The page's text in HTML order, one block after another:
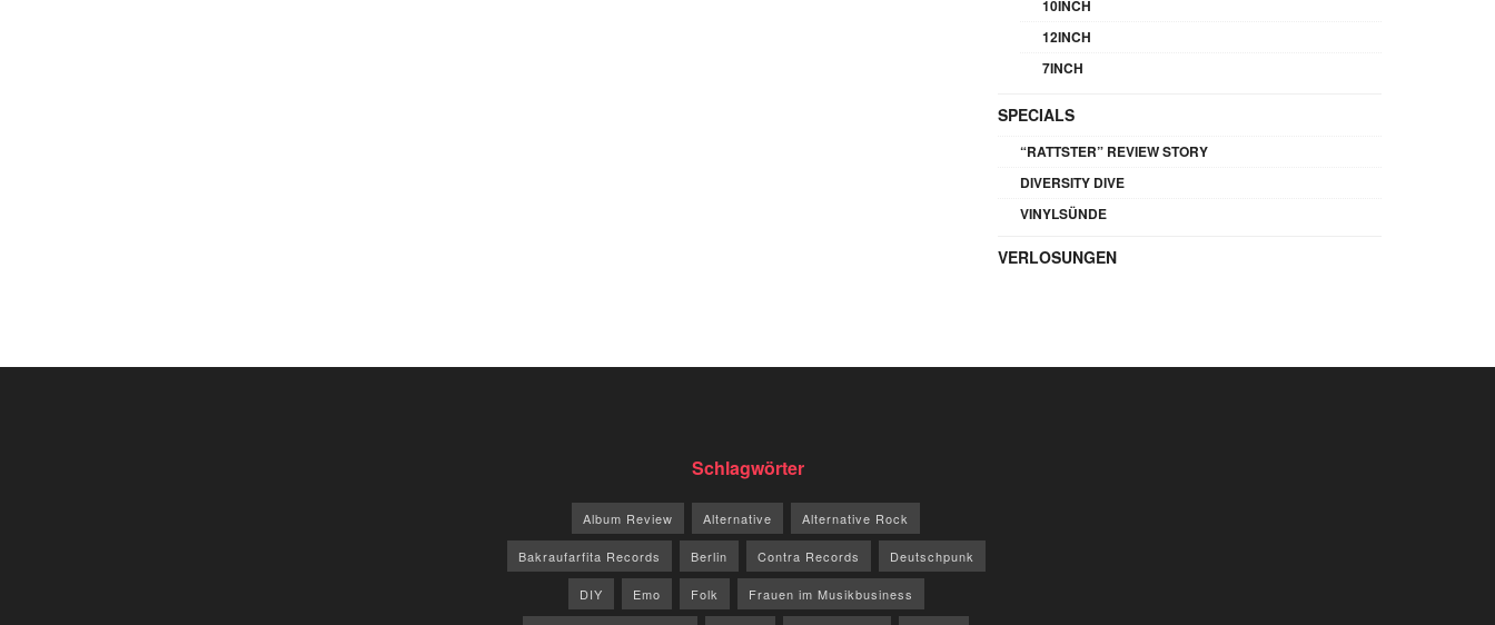
10INCH
12INCH
7INCH
SPECIALS
“RATTSTER” REVIEW STORY
DIVERSITY DIVE
VINYLSÜNDE
VERLOSUNGEN
Schlagwörter
Album Review Alternative Alternative Rock
Bakraufarfita Records Berlin Contra Records Deutschpunk
DIY Emo Folk Frauen im Musikbusiness